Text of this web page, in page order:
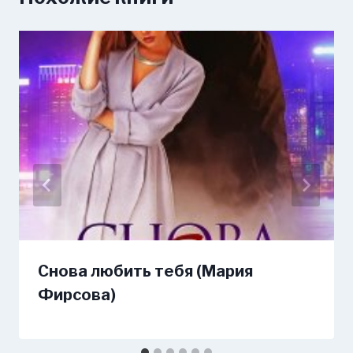
Снова любить тебя (Мария
Фирсова)